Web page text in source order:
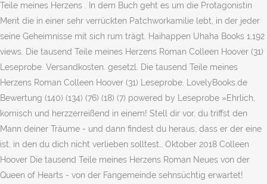
Teile meines Herzens . In dem Buch geht es um die Protagonistin
Merit die in einer sehr verrückten Patchworkamilie lebt, in der jeder
seine Geheimnisse mit sich rum trägt. Haihappen Uhaha Books 1,192
views. Die tausend Teile meines Herzens Roman Colleen Hoover (31)
Leseprobe. Versandkosten. gesetzl. Die tausend Teile meines
Herzens Roman Colleen Hoover (31) Leseprobe. LovelyBooks.de
Bewertung (140) (134) (76) (18) (7) powered by Leseprobe »Ehrlich,
komisch und herzzerreißend in einem! Stell dir vor, du triffst den
Mann deiner Träume - und dann findest du heraus, dass er der eine
ist, in den du dich nicht verlieben solltest… Oktober 2018 Colleen
Hoover Die tausend Teile meines Herzens Roman Neues von der
Queen of Hearts - von der Fangemeinde sehnsüchtig erwartet!